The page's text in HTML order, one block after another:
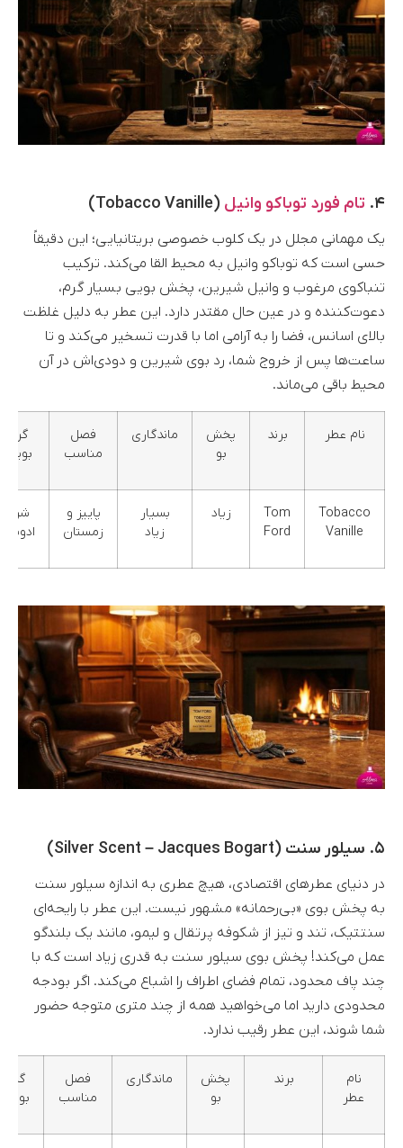
۴. تام فورد توباکو وانیل (Tobacco Vanille)
یک مهمانی مجلل در یک کلوب خصوصی بریتانیایی؛ این دقیقاً
حسی است که توباکو وانیل به محیط القا می‌کند. ترکیب
تنباکوی مرغوب و وانیل شیرین، پخش بویی بسیار گرم،
دعوت‌کننده و در عین حال مقتدر دارد. این عطر به دلیل غلظت
بالای اسانس، فضا را به آرامی اما با قدرت تسخیر می‌کند و تا
ساعت‌ها پس از خروج شما، رد بوی شیرین و دودی‌اش در آن
محیط باقی می‌ماند.
نام عطر برند
پخش
بو
ماندگاری
فصل
مناسب
گروه
Tobacco
Vanille
Tom
Ford
زیاد
بسیار
زیاد
پاییز و
زمستان
شرقی
۵. سیلور سنت (Silver Scent – Jacques Bogart)
در دنیای عطرهای اقتصادی، هیچ عطری به اندازه سیلور سنت
به پخش بوی «بی‌رحمانه» مشهور نیست. این عطر با رایحه‌ای
سنتتیک، تند و تیز از شکوفه پرتقال و لیمو، مانند یک بلندگو
عمل می‌کند! پخش بوی سیلور سنت به قدری زیاد است که با
چند پاف محدود، تمام فضای اطراف را اشباع می‌کند. اگر بودجه
محدودی دارید اما می‌خواهید همه از چند متری متوجه حضور
شما شوند، این عطر رقیب ندارد.
نام
عطر
برند
پخش
بو
ماندگاری
فصل
مناسب
گروه